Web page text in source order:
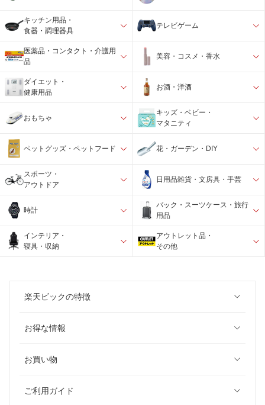
キッチン用品・
食器・調理器具
テレビゲーム
医薬品・コンタクト・介護用
品
美容・コスメ・香水
ダイエット・
健康用品
お酒・洋酒
おもちゃ
キッズ・ベビー・
マタニティ
ペットグッズ・ペットフード 花・ガーデン・DIY
スポーツ・
アウトドア
日用品雑貨・文房具・手芸
時計
バック・スーツケース・旅行
用品
インテリア・
寝具・収納
アウトレット品・
その他
楽天ビックの特徴
お得な情報
お買い物
ご利用ガイド